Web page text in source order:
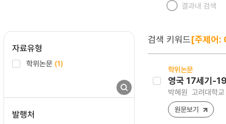
결과내 검색
자료유형
학위논문 (1)
발행처
검색 키워드[주제어
학위논문
영국 17세기-
박혜원 고려대학
원문보기